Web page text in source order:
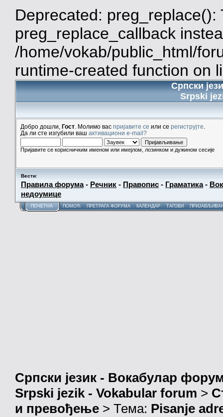
Deprecated:
preg_replace_callback
/home/vokab/public_html/
runtime-created function on
Српски
Srpski
Добро дошли, Гост . Молимо вас пријавите се или се региструјте
Да ли сте изгубили ваш активациони e-mail?
Пријавите се корисничким именом или имејлом, лозинком и дужином сесије
Вести:
Правила форума- Речник - Правопис - Граматика-
недоумице
ПОЧЕТНА ПОМОЋ ПРЕТРАГА ФОРУМА КАЛЕНДАР ТАГОВИ
Српски језик - Вокабулар
Srpski jezik - Vokabular forum >
и превођење > Тема: Pisanje